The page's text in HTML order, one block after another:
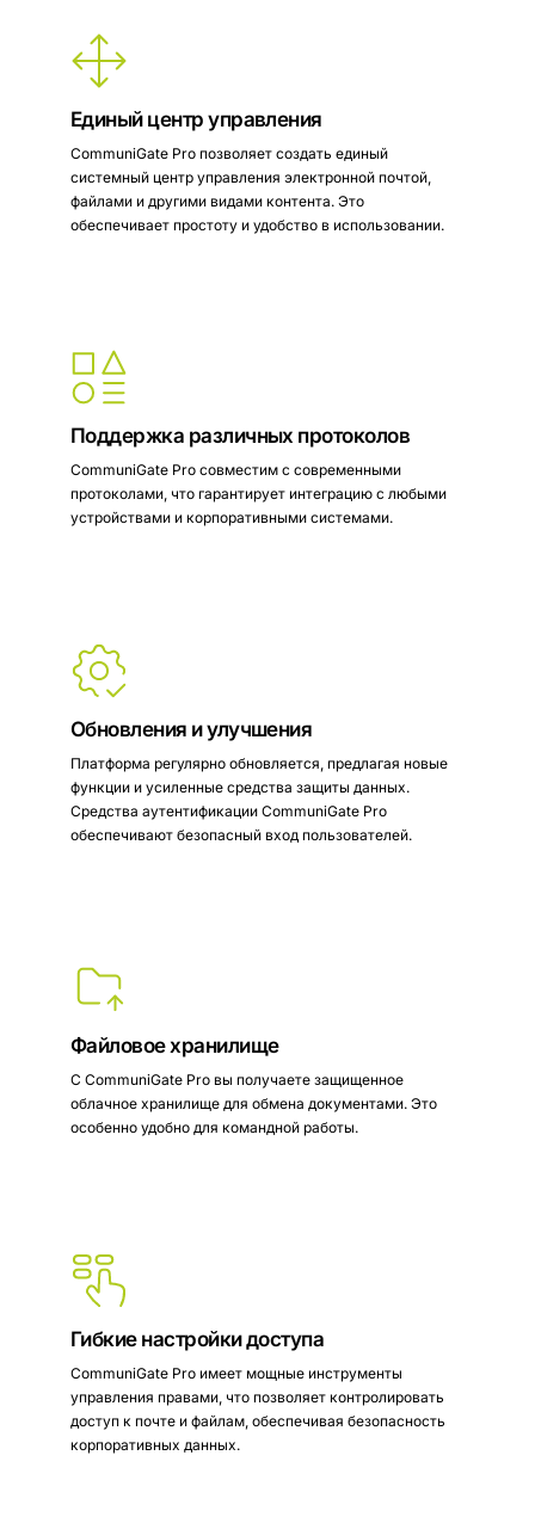
Единый центр управления
CommuniGate Pro позволяет создать единый
системный центр управления электронной почтой,
файлами и другими видами контента. Это
обеспечивает простоту и удобство в использовании.
Поддержка различных протоколов
CommuniGate Pro совместим с современными
протоколами, что гарантирует интеграцию с любыми
устройствами и корпоративными системами.
Обновления и улучшения
Платформа регулярно обновляется, предлагая новые
функции и усиленные средства защиты данных.
Средства аутентификации CommuniGate Pro
обеспечивают безопасный вход пользователей.
Файловое хранилище
С CommuniGate Pro вы получаете защищенное
облачное хранилище для обмена документами. Это
особенно удобно для командной работы.
Гибкие настройки доступа
CommuniGate Pro имеет мощные инструменты
управления правами, что позволяет контролировать
доступ к почте и файлам, обеспечивая безопасность
корпоративных данных.